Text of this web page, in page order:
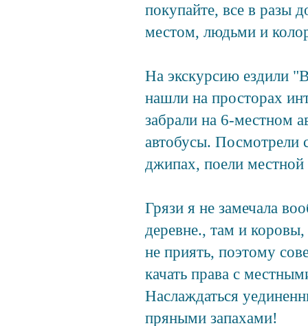
покупайте, все в разы
местом, людьми и
На экскурсию ездили
нашли на просторах
забрали на 6-местном
автобусы. Посмотрели
джипах, поели
Грязи я не замечала
деревне., там и
не приять, поэтому
качать права с
Наслаждаться
пряными запахами!